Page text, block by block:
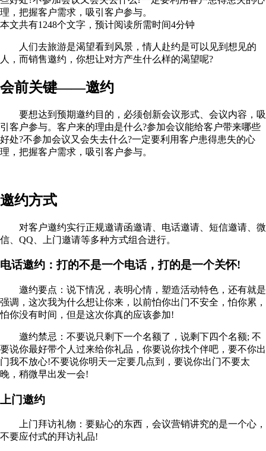
理，把握客户需求，吸引客户参与。
本文共有1248个文字，预计阅读所需时间4分钟
人们去旅游是渴望看到风景，情人赴约是可以见到想见的
人，而销售邀约，你想让对方产生什么样的渴望呢?
会前关键——邀约
要想达到预期邀约目的，必须创新会议形式、会议内容，吸
引客户参与。客户来的理由是什么?参加会议能给客户带来哪些
好处?不参加会议又会失去什么?一定要利用客户患得患失的心
理，把握客户需求，吸引客户参与。
邀约方式
对客户邀约实行正规邀请函邀请、电话邀请、短信邀请、微
信、QQ、上门邀请等多种方式组合进行。
电话邀约：打的不是一个电话，打的是一个关怀!
邀约要点：说下情况，表明心情，塑造活动特色，还有就是
强调，这次我为什么想让你来，以前怕你出门不安全，怕你累，
怕你没有时间，但是这次你真的应该参加!
邀约禁忌：不要说只剩下一个名额了，说剩下四个名额; 不
要说你最好带个人过来给你礼品，你要说你找个伴吧，要不你出
门我不放心!不要说你明天一定要几点到，要说你出门不要太
晚，稍微早出发一会!
上门邀约
上门拜访礼物：要贴心的东西，会议营销讲究的是一个心，
不要应付式的拜访礼品!